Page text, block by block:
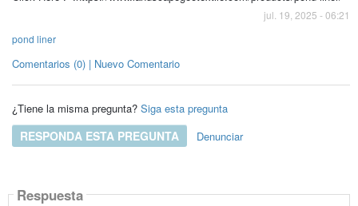
jul. 19, 2025 - 06:21
pond liner
Comentarios (0) | Nuevo Comentario
¿Tiene la misma pregunta? Siga esta pregunta
RESPONDA ESTA PREGUNTA Denunciar
Respuesta